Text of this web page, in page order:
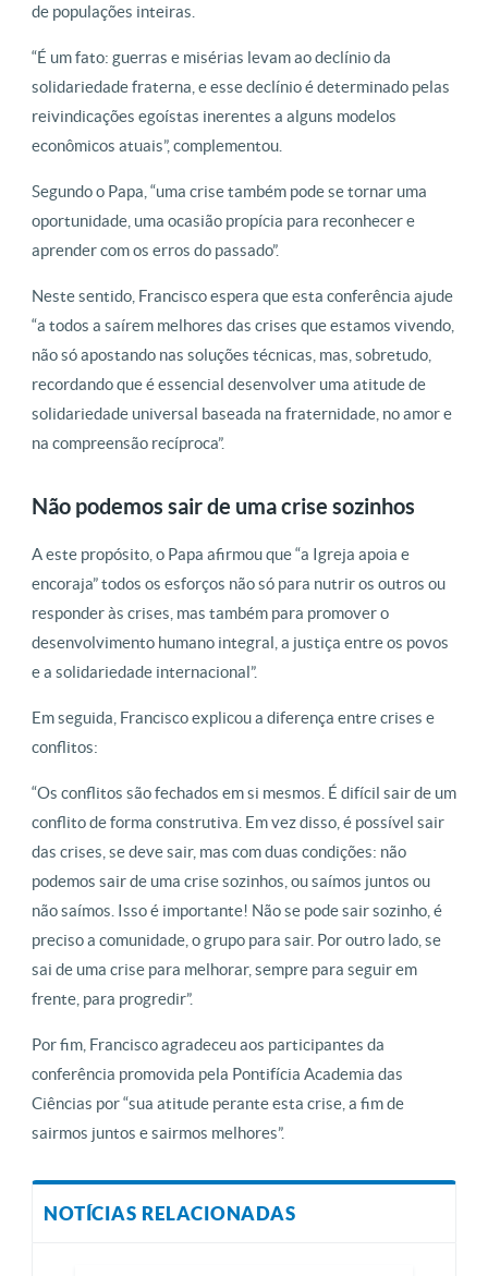
de populações inteiras.
“É um fato: guerras e misérias levam ao declínio da
solidariedade fraterna, e esse declínio é determinado pelas
reivindicações egoístas inerentes a alguns modelos
econômicos atuais”, complementou.
Segundo o Papa, “uma crise também pode se tornar uma
oportunidade, uma ocasião propícia para reconhecer e
aprender com os erros do passado”.
Neste sentido, Francisco espera que esta conferência ajude
“a todos a saírem melhores das crises que estamos vivendo,
não só apostando nas soluções técnicas, mas, sobretudo,
recordando que é essencial desenvolver uma atitude de
solidariedade universal baseada na fraternidade, no amor e
na compreensão recíproca”.
Não podemos sair de uma crise sozinhos
A este propósito, o Papa afirmou que “a Igreja apoia e
encoraja” todos os esforços não só para nutrir os outros ou
responder às crises, mas também para promover o
desenvolvimento humano integral, a justiça entre os povos
e a solidariedade internacional”.
Em seguida, Francisco explicou a diferença entre crises e
conflitos:
“Os conflitos são fechados em si mesmos. É difícil sair de um
conflito de forma construtiva. Em vez disso, é possível sair
das crises, se deve sair, mas com duas condições: não
podemos sair de uma crise sozinhos, ou saímos juntos ou
não saímos. Isso é importante! Não se pode sair sozinho, é
preciso a comunidade, o grupo para sair. Por outro lado, se
sai de uma crise para melhorar, sempre para seguir em
frente, para progredir”.
Por fim, Francisco agradeceu aos participantes da
conferência promovida pela Pontifícia Academia das
Ciências por “sua atitude perante esta crise, a fim de
sairmos juntos e sairmos melhores”.
NOTÍCIAS RELACIONADAS